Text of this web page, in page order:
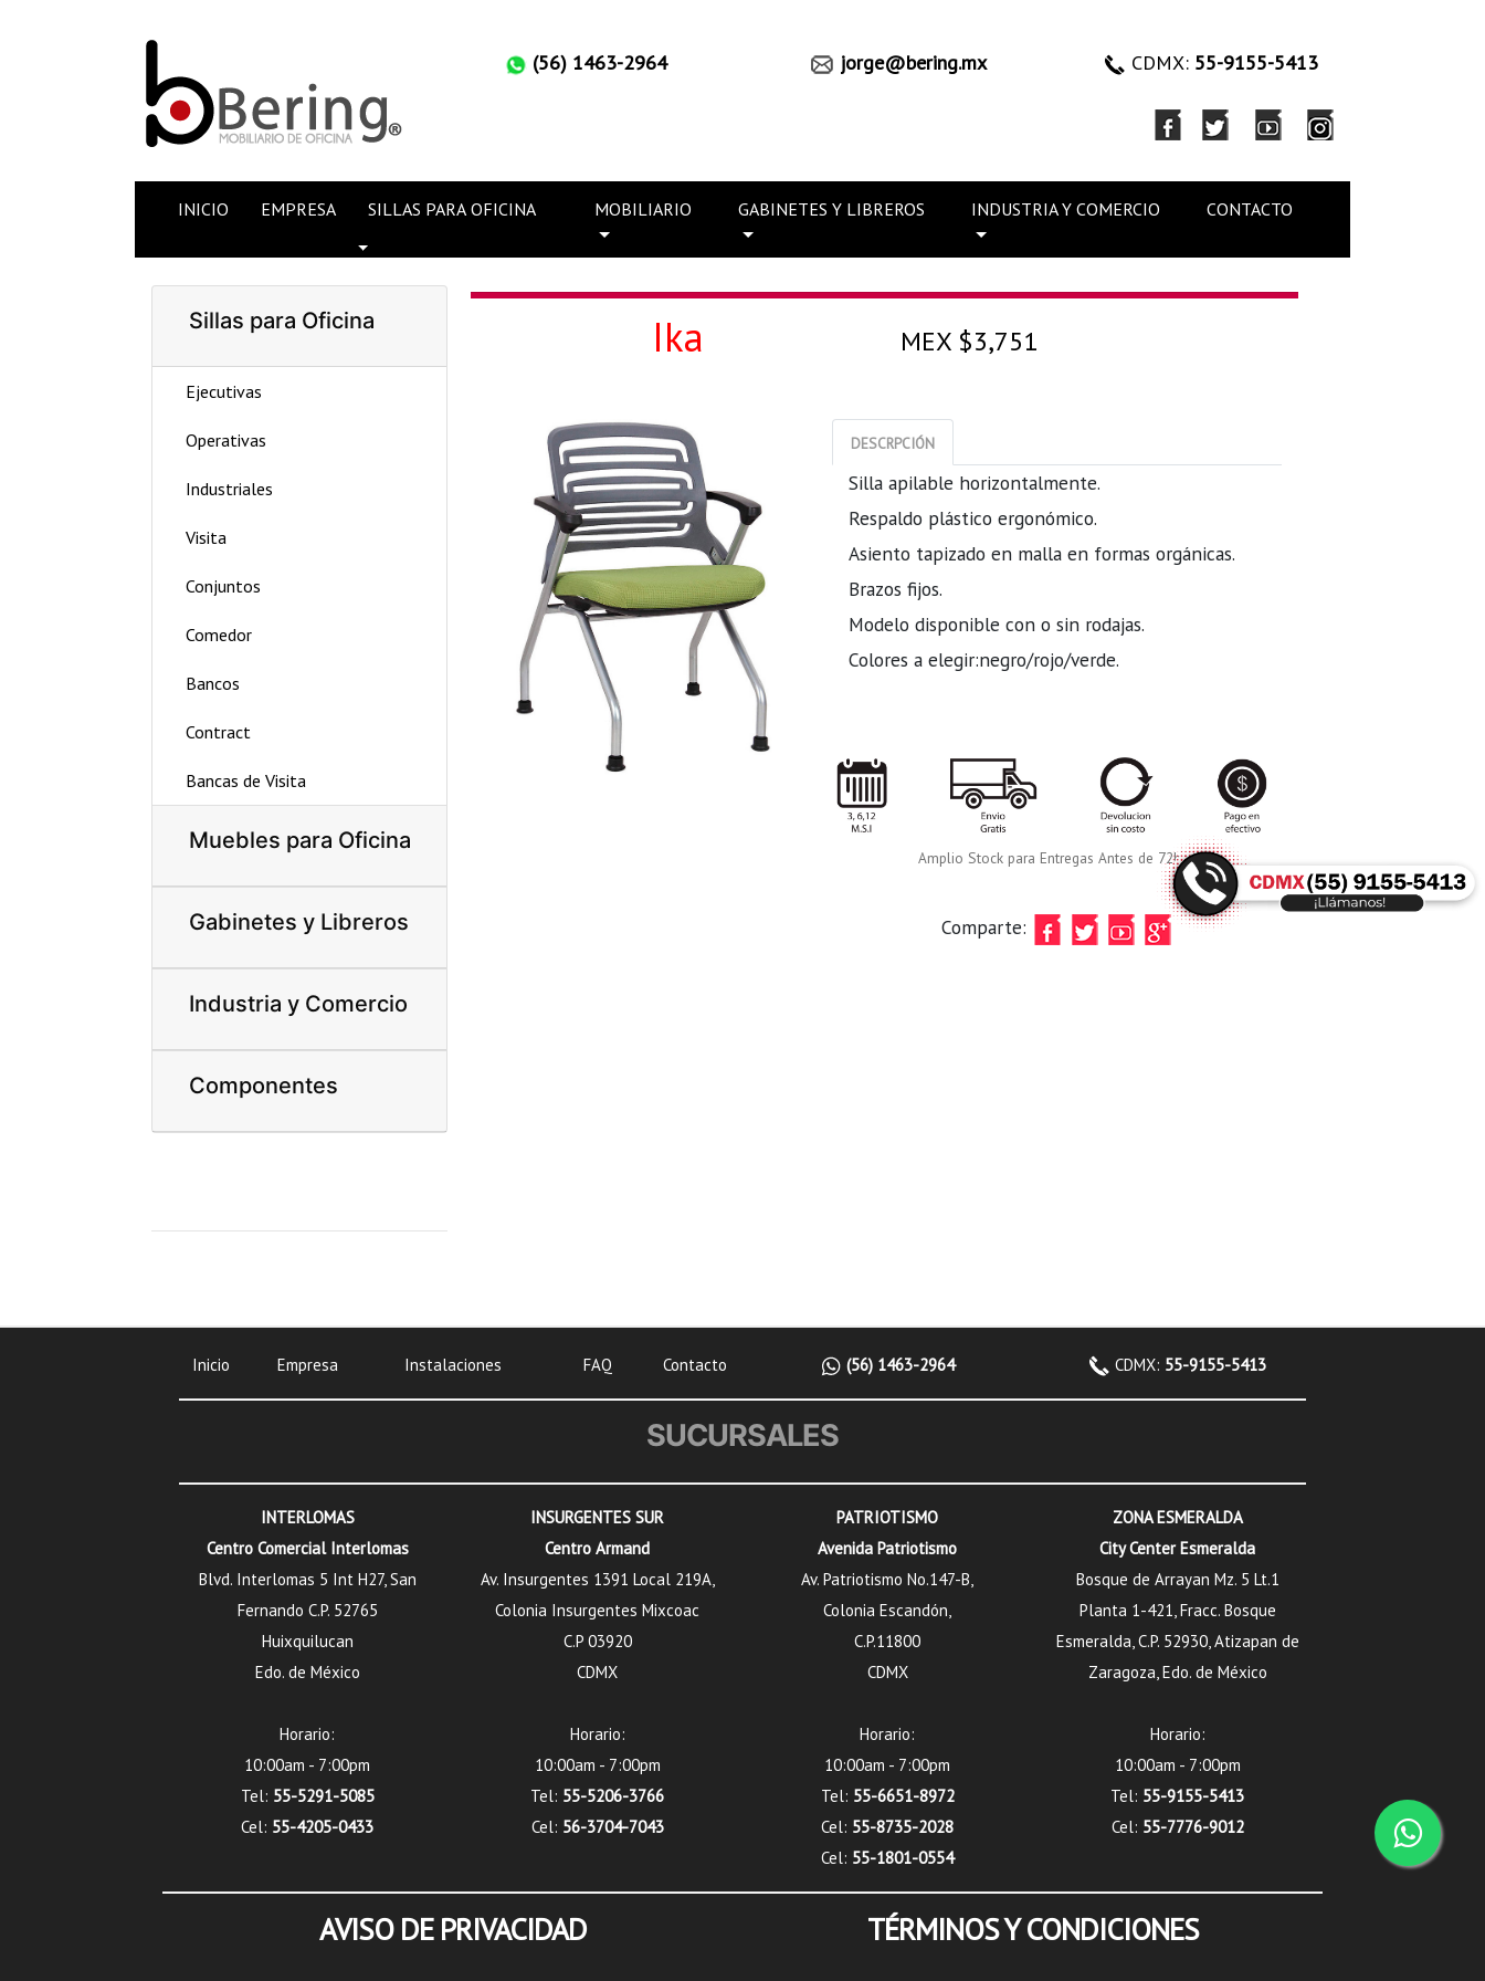
(56) 1463-2964 jorge@bering.mx CDMX: 55-9155-5413
INICIO EMPRESA SILLAS PARA OFICINA
Toggle Dropdown
MOBILIARIO GABINETES Y LIBREROS INDUSTRIA Y COMERCIO CONTACTO
Sillas para Oficina
Ejecutivas
Operativas
Industriales
Visita
Conjuntos
Comedor
Bancos
Contract
Bancas de Visita
Muebles para Oficina
Gabinetes y Libreros
Industria y Comercio
Componentes
Ika MEX $3,751
DESCRPCIÓN
Silla apilable horizontalmente.
Respaldo plástico ergonómico.
Asiento tapizado en malla en formas orgánicas.
Brazos fijos.
Modelo disponible con o sin rodajas.
Colores a elegir:negro/rojo/verde.
Amplio Stock para Entregas Antes de 72hrs.
Comparte:
Inicio Empresa Instalaciones FAQ Contacto (56) 1463-2964 CDMX: 55-9155-5413
SUCURSALES
INTERLOMAS
Centro Comercial Interlomas
Blvd. Interlomas 5 Int H27, San
Fernando C.P. 52765
Huixquilucan
Edo. de México
Horario:
10:00am - 7:00pm
Tel: 55-5291-5085
Cel: 55-4205-0433
INSURGENTES SUR
Centro Armand
Av. Insurgentes 1391 Local 219A,
Colonia Insurgentes Mixcoac
C.P 03920
CDMX
Horario:
10:00am - 7:00pm
Tel: 55-5206-3766
Cel: 56-3704-7043
PATRIOTISMO
Avenida Patriotismo
Av. Patriotismo No.147-B,
Colonia Escandón,
C.P.11800
CDMX
Horario:
10:00am - 7:00pm
Tel: 55-6651-8972
Cel: 55-8735-2028
Cel: 55-1801-0554
ZONA ESMERALDA
City Center Esmeralda
Bosque de Arrayan Mz. 5 Lt.1
Planta 1-421, Fracc. Bosque
Esmeralda, C.P. 52930, Atizapan de
Zaragoza, Edo. de México
Horario:
10:00am - 7:00pm
Tel: 55-9155-5413
Cel: 55-7776-9012
AVISO DE PRIVACIDAD TÉRMINOS Y CONDICIONES